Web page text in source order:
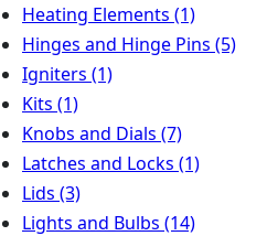
Heating Elements (1)
Hinges and Hinge Pins (5)
Igniters (1)
Kits (1)
Knobs and Dials (7)
Latches and Locks (1)
Lids (3)
Lights and Bulbs (14)